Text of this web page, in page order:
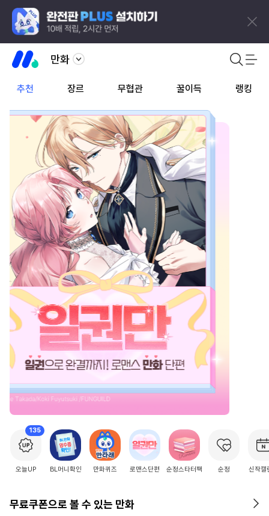
만화
추천 장르 무협관 꿀이득 랭킹
135
오늘UP BL머니확인 만화퀴즈 로맨스단편 순정스타터팩 순정 신작캘
무료쿠폰으로 볼 수 있는 만화